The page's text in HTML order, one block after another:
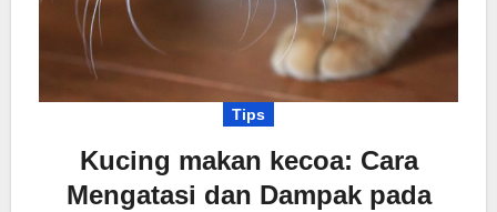
Tips
Kucing makan kecoa: Cara
Mengatasi dan Dampak pada